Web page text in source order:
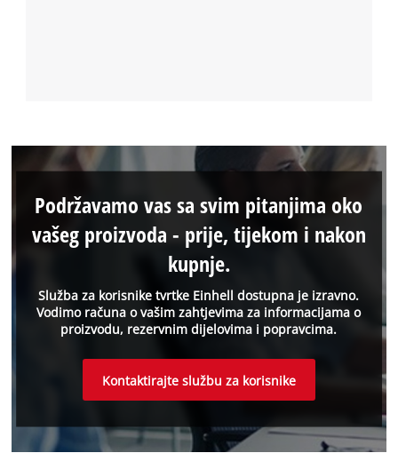
Služba za korisnike tvrtke Einhell dostupna je izravno.
Vodimo računa o vašim zahtjevima za informacijama o
proizvodu, rezervnim dijelovima i popravcima.
Podržavamo vas sa svim pitanjima oko
vašeg proizvoda - prije, tijekom i nakon
kupnje.
Kontaktirajte službu za korisnike